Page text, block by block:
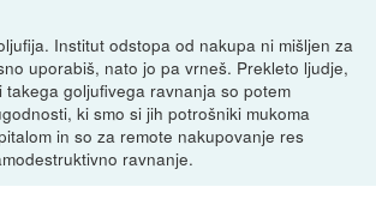
Institut odstopa od nakupa ni mišljen za
uporabiš, nato jo pa vrneš. Prekleto ljudje,
takega goljufivega ravnanja so potem
ki smo si jih potrošniki mukoma
in so za remote nakupovanje res
ravnanje.